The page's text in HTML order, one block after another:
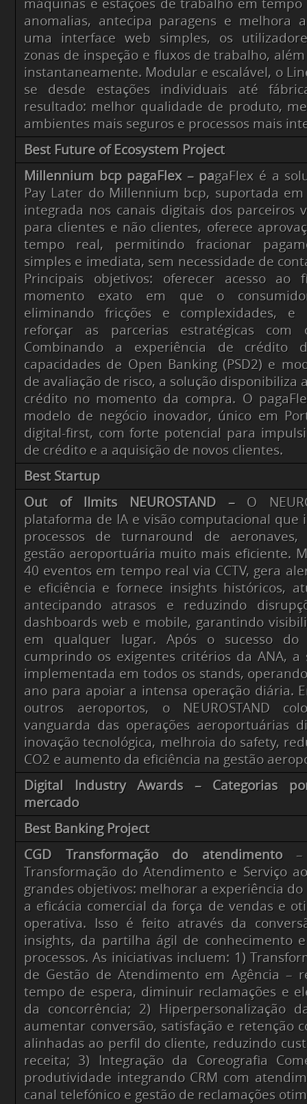
máquinas e estações de trabalho em tempo
anomalias, antecipa paragens e melhora
uma interface web simples, os
zonas de inspeção e fluxos de trabalho,
instantaneamente. Modular e escalável, o
se desde estações individuais até
resultado: melhor qualidade de produto,
ambientes mais seguros e processos mais
Best Future of Ecosystem Project
Millennium bcp pagaFlex – pagaFlex é a
Pay Later do Millennium bcp, suportada
integrada nos canais digitais dos parceiros
para clientes e não clientes, oferece
tempo real, permitindo fracionar
simples e imediata, sem necessidade de
Principais objetivos: oferecer acesso ao
momento exato em que o
eliminando fricções e complexidades, e
reforçar as parcerias estratégicas com
Combinando a experiência de crédito
capacidades de Open Banking (PSD2) e
de avaliação de risco, a solução disponibiliza
crédito no momento da compra. O
modelo de negócio inovador, único em
digital-first, com forte potencial para
de crédito e a aquisição de novos clientes.
Best Startup
Out of lImits NEUROSTAND – O
plataforma de IA e visão computacional que
processos de turnaround de
gestão aeroportuária muito mais eficiente.
40 eventos em tempo real via CCTV, gera
e eficiência e fornece insights históricos,
antecipando atrasos e reduzindo
dashboards web e mobile, garantindo
em qualquer lugar. Após o sucesso do
cumprindo os exigentes critérios da ANA, a
implementada em todos os stands,
ano para apoiar a intensa operação diária.
outros aeroportos, o NEUROSTAND
vanguarda das operações aeroportuárias
inovação tecnológica, melhroia do safety,
CO2 e aumento da eficiência na gestão
Digital Industry Awards – Categorias
mercado
Best Banking Project
CGD Transformação do atendimento–
Transformação do Atendimento e Serviço
grandes objetivos: melhorar a experiência
a eficácia comercial da força de vendas e
operativa. Isso é feito através da
insights, da partilha ágil de conhecimento
processos. As iniciativas incluem: 1)
de Gestão de Atendimento em Agência –
tempo de espera, diminuir reclamações e
da concorrência; 2) Hiperpersonalização
aumentar conversão, satisfação e retenção
alinhadas ao perfil do cliente, reduzindo
receita; 3) Integração da Coreografia
produtividade integrando CRM com
canal telefónico e gestão de reclamações